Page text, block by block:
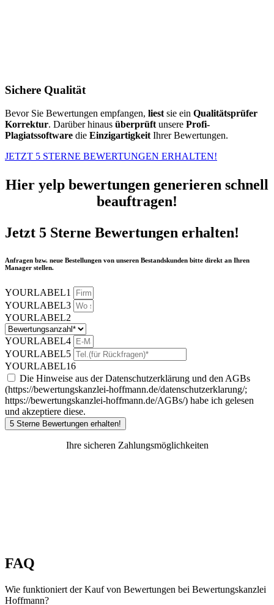
Sichere Qualität
Bevor Sie Bewertungen empfangen, liest sie ein Qualitätsprüfer
Korrektur. Darüber hinaus überprüft unsere Profi-
Plagiatssoftware die Einzigartigkeit Ihrer Bewertungen.
JETZT 5 STERNE BEWERTUNGEN ERHALTEN!
Hier yelp bewertungen generieren schnell
beauftragen!
Jetzt 5 Sterne Bewertungen erhalten!
Anfragen bzw. neue Bestellungen von unseren Bestandskunden bitte direkt an Ihren
Manager stellen.
YOURLABEL1
YOURLABEL3
YOURLABEL2
YOURLABEL4
YOURLABEL5
YOURLABEL16
Die Hinweise aus der Datenschutzerklärung und den AGBs
(https://bewertungskanzlei-hoffmann.de/datenschutzerklarung/;
https://bewertungskanzlei-hoffmann.de/AGBs/) habe ich gelesen
und akzeptiere diese.
5 Sterne Bewertungen erhalten!
Ihre sicheren Zahlungsmöglichkeiten
FAQ
Wie funktioniert der Kauf von Bewertungen bei Bewertungskanzlei
Hoffmann?